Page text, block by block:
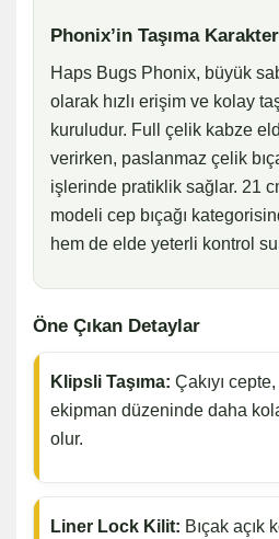
Phonix’in Taşıma
Haps Bugs Phonix, büyük
olarak hızlı erişim ve kolay
kuruludur. Full çelik kabze
verirken, paslanmaz çelik
işlerinde pratiklik sağlar. 21
modeli cep bıçağı
hem de elde yeterli kontrol
Öne Çıkan Detaylar
Klipsli Taşıma: Çakıyı
ekipman düzeninde daha
olur.
Liner Lock Kilit: Bıçak açık